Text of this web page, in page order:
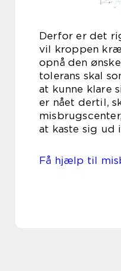
Derfor er det
vil kroppen
opnå den
tolerans skal
at kunne klare
er nået dertil,
at kaste sig ud
Få hjælp til